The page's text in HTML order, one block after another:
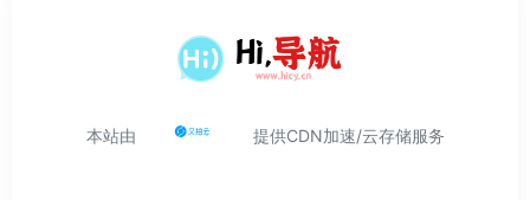
本站由 提供CDN加速/云存储服务